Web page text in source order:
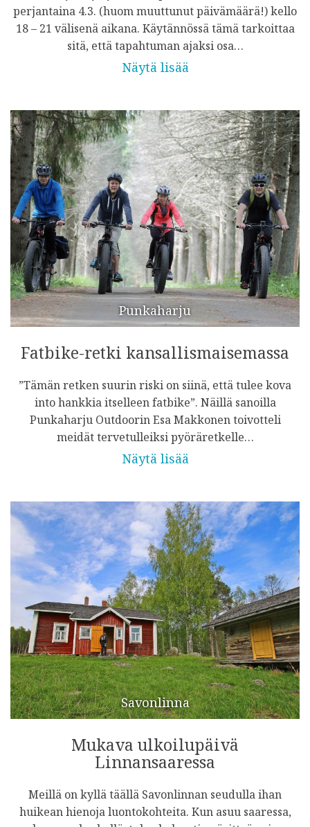
perjantaina 4.3. (huom muuttunut päivämäärä!) kello
18 – 21 välisenä aikana. Käytännössä tämä tarkoittaa
sitä, että tapahtuman ajaksi osa…
Näytä lisää
Punkaharju
Fatbike-retki kansallismaisemassa
”Tämän retken suurin riski on siinä, että tulee kova
into hankkia itselleen fatbike”. Näillä sanoilla
Punkaharju Outdoorin Esa Makkonen toivotteli
meidät tervetulleiksi pyöräretkelle…
Näytä lisää
Savonlinna
Mukava ulkoilupäivä
Linnansaaressa
Meillä on kyllä täällä Savonlinnan seudulla ihan
huikean hienoja luontokohteita. Kun asuu saaressa,